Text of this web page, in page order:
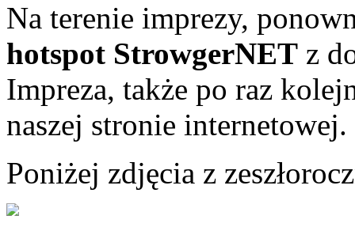
Na terenie imprezy,
hotspot StrowgerNET z
Impreza, także po raz
naszej stronie internetowej.
Poniżej zdjęcia z